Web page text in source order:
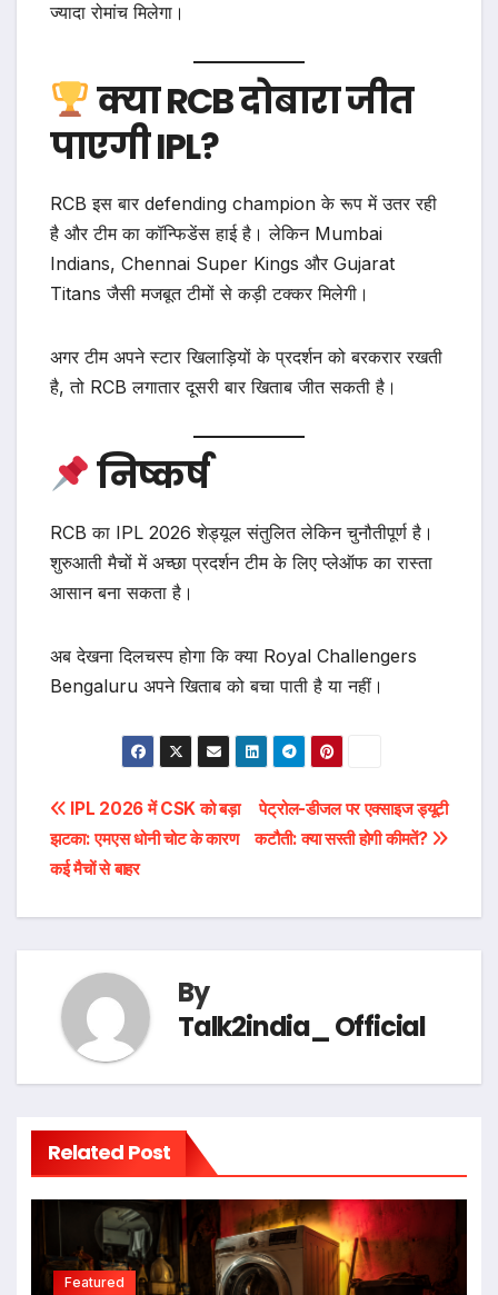
ज्यादा रोमांच मिलेगा।
क्या RCB दोबारा जीत
पाएगी IPL?
RCB इस बार defending champion के रूप में उतर रही
है और टीम का कॉन्फिडेंस हाई है। लेकिन Mumbai
Indians, Chennai Super Kings और Gujarat
Titans जैसी मजबूत टीमों से कड़ी टक्कर मिलेगी।
अगर टीम अपने स्टार खिलाड़ियों के प्रदर्शन को बरकरार रखती
है, तो RCB लगातार दूसरी बार खिताब जीत सकती है।
निष्कर्ष
RCB का IPL 2026 शेड्यूल संतुलित लेकिन चुनौतीपूर्ण है।
शुरुआती मैचों में अच्छा प्रदर्शन टीम के लिए प्लेऑफ का रास्ता
आसान बना सकता है।
अब देखना दिलचस्प होगा कि क्या Royal Challengers
Bengaluru अपने खिताब को बचा पाती है या नहीं।
Post
navigation
पेट्रोल-डीजल पर एक्साइज ड्यूटी
कटौती: क्या सस्ती होगी कीमतें?
IPL 2026 में CSK को बड़ा
झटका: एमएस धोनी चोट के कारण
कई मैचों से बाहर
By
Talk2india_ Official
Related Post
Featured